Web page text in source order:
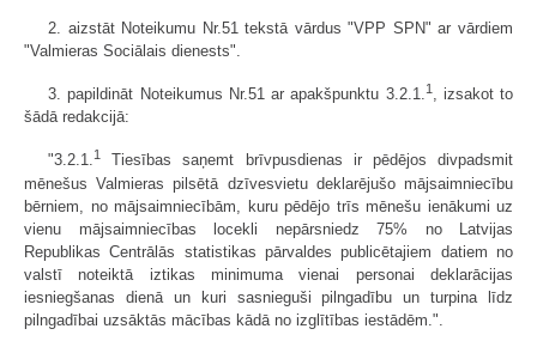
2. aizstāt Noteikumu Nr.51 tekstā vārdus "VPP SPN" ar vārdiem
"Valmieras Sociālais dienests".
3. papildināt Noteikumus Nr.51 ar apakš­punktu 3.2.1.1, izsakot to
šādā redakcijā:
"3.2.1.1
Tiesības saņemt brīvpusdienas ir pēdējos divpadsmit
mēnešus Valmieras pilsētā dzīvesvietu deklarējušo mājsaimniecību
bērniem, no mājsaimniecībām, kuru pēdējo trīs mēnešu ienākumi uz
vienu mājsaimniecības locekli nepārsniedz 75% no Latvijas
Republikas Centrālās statistikas pārvaldes publicētajiem datiem no
valstī noteiktā iztikas minimuma vienai personai deklarācijas
iesniegšanas dienā un kuri sasnieguši pilngadību un turpina līdz
pilngadībai uzsāktās mācības kādā no izglītības iestādēm.".